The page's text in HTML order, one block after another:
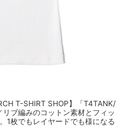
T-SHIRT SHOP】「T4TANK/
ブ編みのコットン素材とフィッ
1枚でもレイヤードでも様になる